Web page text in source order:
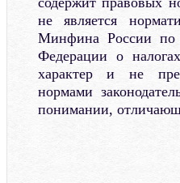
не является
Минфина России по
Федерации о
характер и не
нормами
понимании,